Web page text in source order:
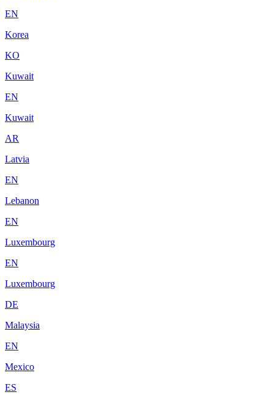
EN
Korea
KO
Kuwait
EN
Kuwait
AR
Latvia
EN
Lebanon
EN
Luxembourg
EN
Luxembourg
DE
Malaysia
EN
Mexico
ES